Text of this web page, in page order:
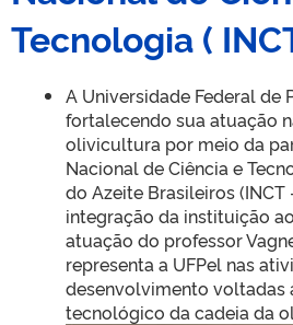
Tecnologia (
A Universidade Federal de
fortalecendo sua atuação
olivicultura por meio da
Nacional de Ciência e
do Azeite Brasileiros (INCT
integração da instituição
atuação do professor
representa a UFPel nas
desenvolvimento voltadas
tecnológico da cadeia da